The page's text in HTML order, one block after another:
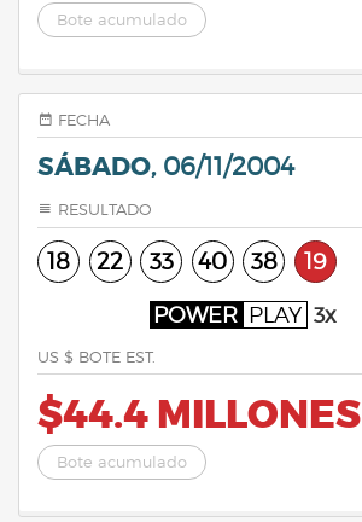
Bote acumulado
FECHA
SÁBADO, 06/11/2004
RESULTADO
18 22 33 40 38 19
POWER PLAY 3x
US $ BOTE EST.
$44.4 MILLONES
Bote acumulado